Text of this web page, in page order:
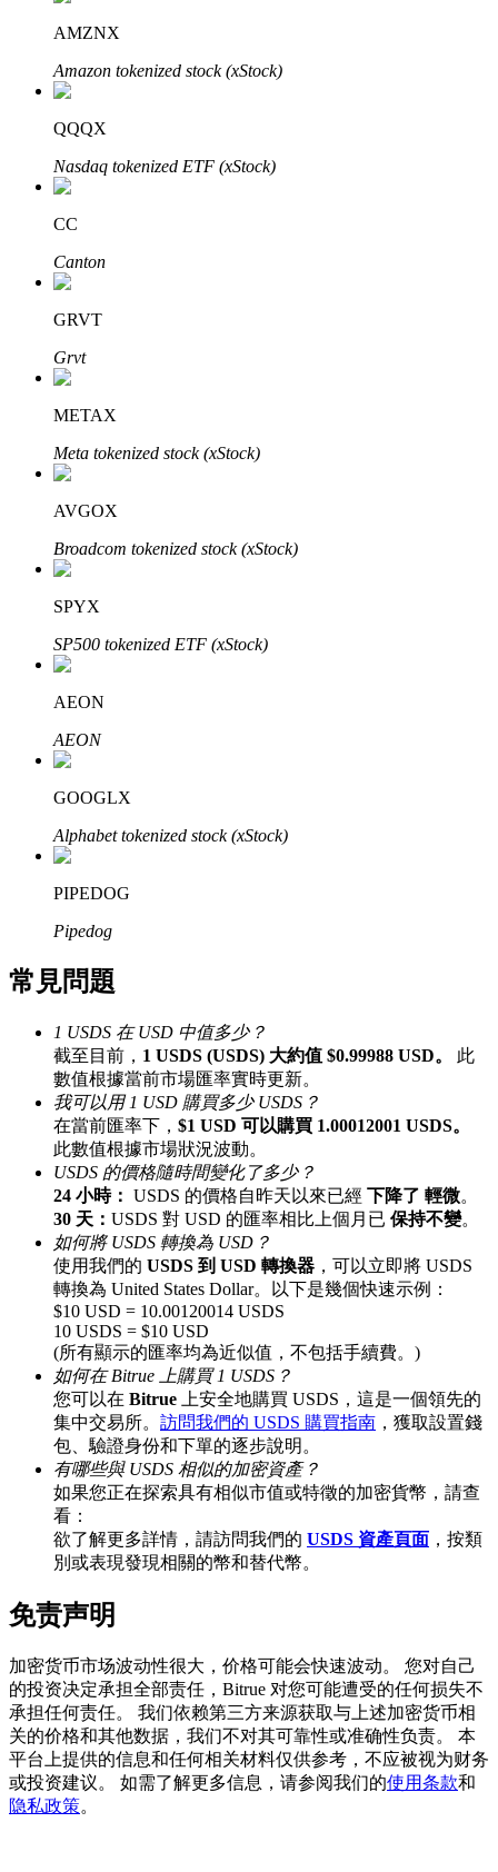
享受活期理財及長期收益
學習理財
Bitrue
合夥人計劃
Bitrue渠道合伙人
最高達65%佣金！
邀请好友
邀請朋友獲得現金獎勵
BTC 專享獎勵
充值並交易BTC瓜分 25,000 USDT 獎池！
充值CASHCAT & 赢取
瓜分 500000 CASHCAT 獎池
AMZNX
Amazon tokenized stock (xStock)
QQQX
Nasdaq tokenized ETF (xStock)
CC
Canton
GRVT
Grvt
METAX
Meta tokenized stock (xStock)
AVGOX
Broadcom tokenized stock (xStock)
SPYX
SP500 tokenized ETF (xStock)
AEON
AEON
GOOGLX
Alphabet tokenized stock (xStock)
PIPEDOG
Pipedog
常見問題
1 USDS 在 USD 中值多少？
截至目前， 1 USDS (USDS) 大約值 $0.99988 USD。
此
數值根據當前市場匯率實時更新。
我可以用 1 USD 購買多少 USDS？
在當前匯率下， $1 USD 可以購買 1.00012001 USDS。
此數值根據市場狀況波動。
USDS 的價格隨時間變化了多少？
24 小時： USDS 的價格自昨天以來已經 下降了 輕微。
30 天： USDS 對 USD 的匯率相比上個月已 保持不變。
如何將 USDS 轉換為 USD？
使用我們的 USDS 到 USD 轉換器 ，可以立即將 USDS
轉換為 United States Dollar。以下是幾個快速示例：
$10 USD = 10.00120014 USDS
10 USDS = $10 USD
(所有顯示的匯率均為近似值，不包括手續費。)
如何在 Bitrue 上購買 1 USDS？
您可以在 Bitrue 上安全地購買 USDS，這是一個領先的
集中交易所。 訪問我們的 USDS 購買指南 ，獲取設置錢
包、驗證身份和下單的逐步說明。
有哪些與 USDS 相似的加密資產？
如果您正在探索具有相似市值或特徵的加密貨幣，請查
看：
欲了解更多詳情，請訪問我們的 USDS 資產頁面 ，按類
別或表現發現相關的幣和替代幣。
免责声明
加密货币市场波动性很大，价格可能会快速波动。 您对自己
的投资决定承担全部责任，Bitrue 对您可能遭受的任何损失不
承担任何责任。 我们依赖第三方来源获取与上述加密货币相
关的价格和其他数据，我们不对其可靠性或准确性负责。 本
平台上提供的信息和任何相关材料仅供参考，不应被视为财务
或投资建议。 如需了解更多信息，请参阅我们的使用条款和
隐私政策。